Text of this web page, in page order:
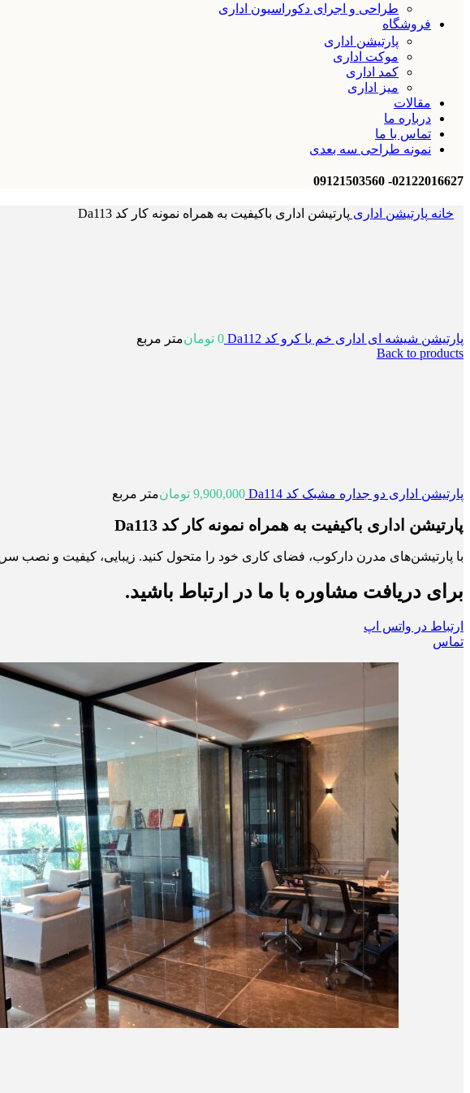
طراحی و اجرای دکوراسیون اداری
فروشگاه
پارتیشن اداری
موکت اداری
کمد اداری
میز اداری
مقالات
درباره ما
تماس با ما
نمونه طراحی سه بعدی
02122016627- 09121503560
خانه پارتیشن اداری پارتیشن اداری باکیفیت به همراه نمونه کار کد Da113
پارتیشن شیشه ای اداری خم یا کرو کد Da112 0 تومانمتر مربع
Back to products
پارتیشن اداری دو جداره مشبک کد Da114 9,900,000 تومانمتر مربع
پارتیشن اداری باکیفیت به همراه نمونه کار کد Da113
با پارتیشن‌های مدرن دارکوب، فضای کاری خود را متحول کنید. زیبایی، کیفیت و نصب سریع
برای دریافت مشاوره با ما در ارتباط باشید.
ارتباط در واتس اپ
تماس